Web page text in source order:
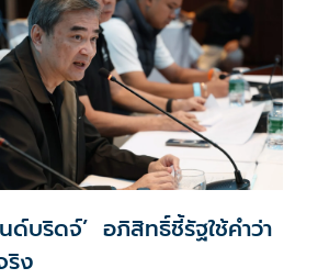
ด์บริดจ์’​ อภิสิทธิ์​ชี้รัฐใช้คำว่า
ริง